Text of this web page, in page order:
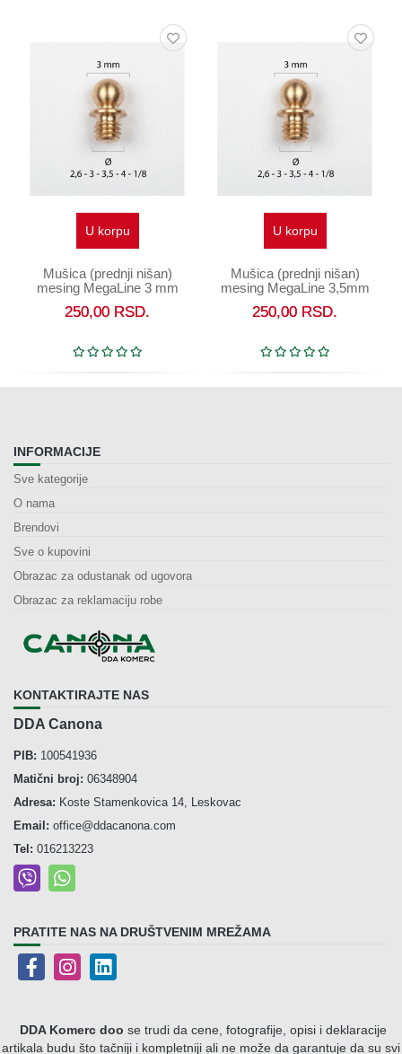
U korpu
Mušica (prednji nišan)
mesing MegaLine 3 mm
250,00 RSD.
U korpu
Mušica (prednji nišan)
mesing MegaLine 3,5mm
250,00 RSD.
INFORMACIJE
Sve kategorije
O nama
Brendovi
Sve o kupovini
Obrazac za odustanak od ugovora
Obrazac za reklamaciju robe
KONTAKTIRAJTE NAS
DDA Canona
PIB: 100541936
Matični broj: 06348904
Adresa: Koste Stamenkovica 14, Leskovac
Email: office@ddacanona.com
Tel: 016213223
PRATITE NAS NA DRUŠTVENIM MREŽAMA
DDA Komerc doo se trudi da cene, fotografije, opisi i deklaracije
artikala budu što tačniji i kompletniji ali ne može da garantuje da su svi